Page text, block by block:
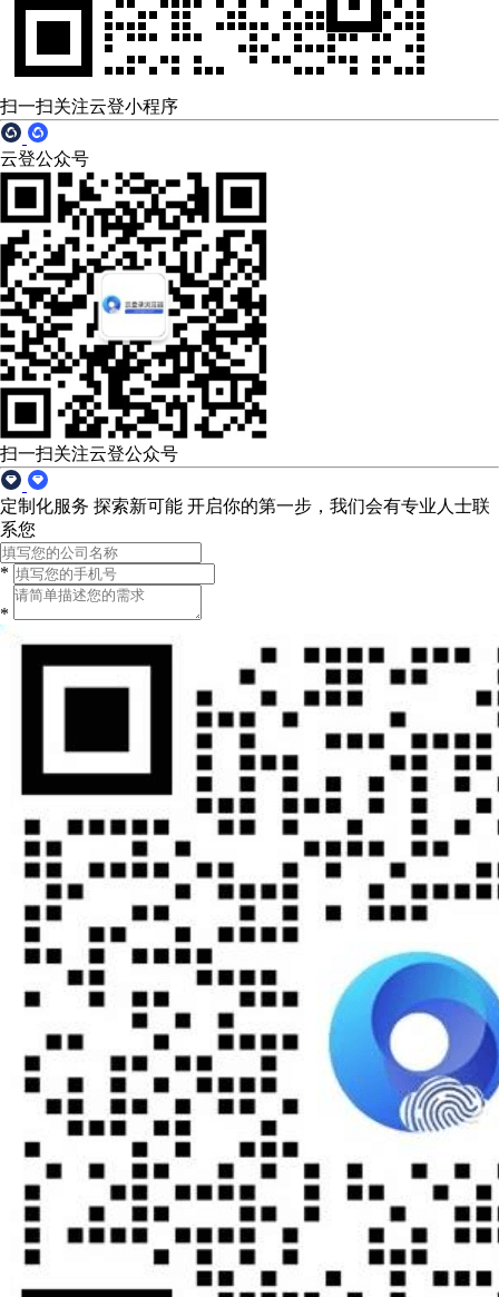
扫一扫关注云登小程序
云登公众号
扫一扫关注云登公众号
定制化服务 探索新可能 开启你的第一步，我们会有专业人士联
系您
*
*